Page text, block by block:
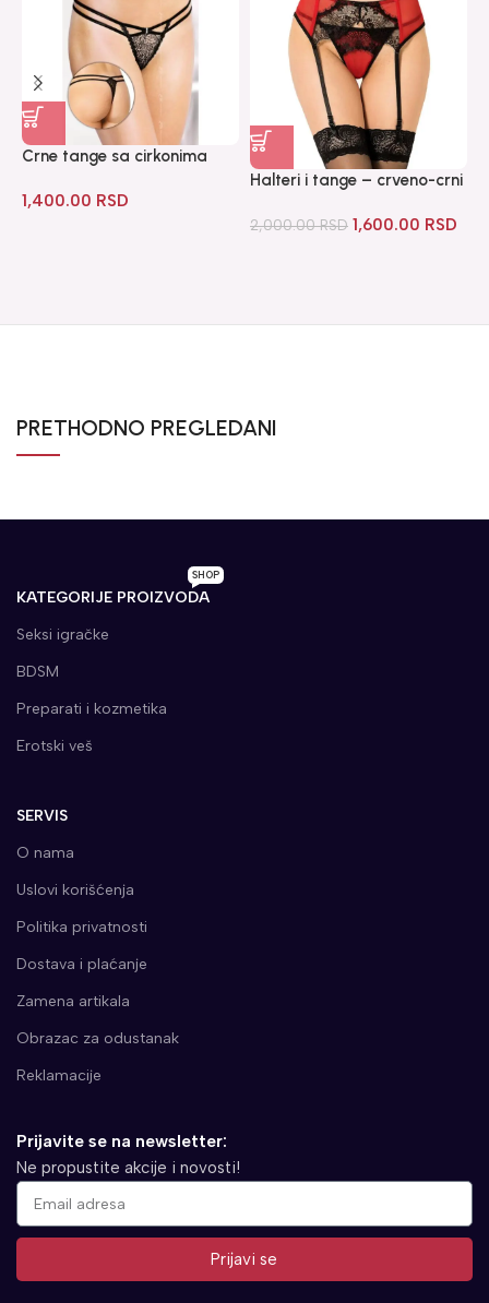
Crne tange sa cirkonima
1,400.00 RSD
Halteri i tange – crveno-crni
2,000.00RSD 1,600.00 RSD
PRETHODNO PREGLEDANI
KATEGORIJE PROIZVODA
SHOP
Seksi igračke
BDSM
Preparati i kozmetika
Erotski veš
SERVIS
O nama
Uslovi korišćenja
Politika privatnosti
Dostava i plaćanje
Zamena artikala
Obrazac za odustanak
Reklamacije
Prijavite se na newsletter:
Ne propustite akcije i novosti!
Prijavi se